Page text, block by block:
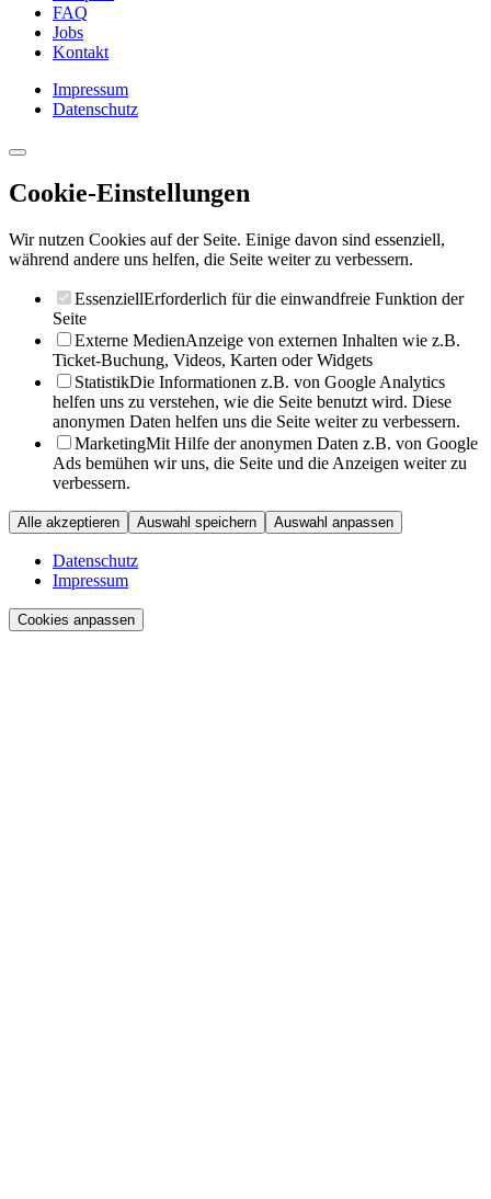
FAQ
Jobs
Kontakt
Impressum
Datenschutz
Cookie-Einstellungen
Wir nutzen Cookies auf der Seite. Einige davon sind essenziell,
während andere uns helfen, die Seite weiter zu verbessern.
EssenziellErforderlich für die einwandfreie Funktion der
Seite
Externe MedienAnzeige von externen Inhalten wie z.B.
Ticket-Buchung, Videos, Karten oder Widgets
StatistikDie Informationen z.B. von Google Analytics
helfen uns zu verstehen, wie die Seite benutzt wird. Diese
anonymen Daten helfen uns die Seite weiter zu verbessern.
MarketingMit Hilfe der anonymen Daten z.B. von Google
Ads bemühen wir uns, die Seite und die Anzeigen weiter zu
verbessern.
Alle akzeptieren Auswahl speichern Auswahl anpassen
Datenschutz
Impressum
Cookies anpassen